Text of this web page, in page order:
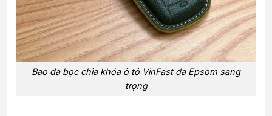
Bao da bọc chìa khóa ô tô VinFast da Epsom sang
trọng